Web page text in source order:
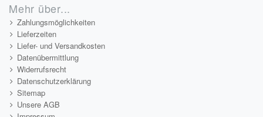
Mehr über...
Zahlungsmöglichkeiten
Lieferzeiten
Liefer- und Versandkosten
Datenübermittlung
Widerrufsrecht
Datenschutzerklärung
Sitemap
Unsere AGB